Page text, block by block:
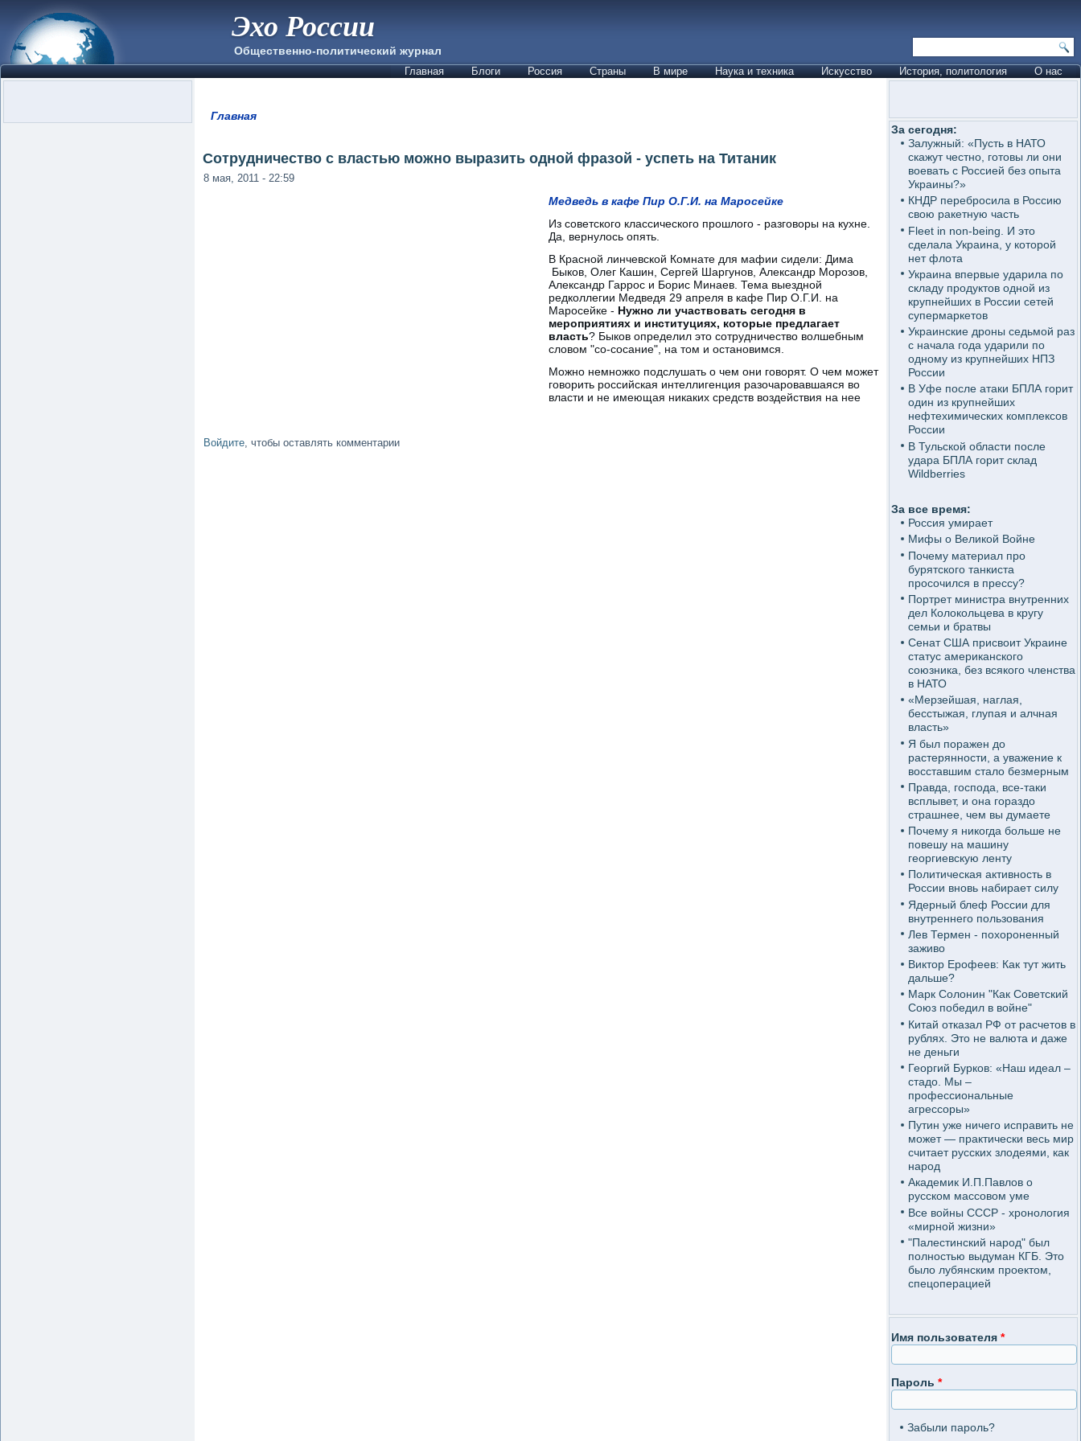
Эхо России
Общественно-политический журнал
Главная Блоги Россия Страны В мире Наука и техника Искусство История, политология О нас
Главная
Сотрудничество с властью можно выразить одной фразой - успеть на Титаник
8 мая, 2011 - 22:59
Медведь в кафе Пир О.Г.И. на Маросейке
Из советского классического прошлого - разговоры на кухне.
Да, вернулось опять.
В Красной линчевской Комнате для мафии сидели: Дима
Быков, Олег Кашин, Сергей Шаргунов, Александр Морозов,
Александр Гаррос и Борис Минаев. Тема выездной
редколлегии Медведя 29 апреля в кафе Пир О.Г.И. на
Маросейке - Нужно ли участвовать сегодня в
мероприятиях и институциях, которые предлагает
власть? Быков определил это сотрудничество волшебным
словом "со-сосание", на том и остановимся.
Можно немножко подслушать о чем они говорят. О чем может
говорить российская интеллигенция разочаровавшаяся во
власти и не имеющая никаких средств воздействия на нее
Войдите , чтобы оставлять комментарии
За сегодня:
Залужный: «Пусть в НАТО
скажут честно, готовы ли они
воевать с Россией без опыта
Украины?»
КНДР перебросила в Россию
свою ракетную часть
Fleet in non-being. И это
сделала Украина, у которой
нет флота
Украина впервые ударила по
складу продуктов одной из
крупнейших в России сетей
супермаркетов
Украинские дроны седьмой раз
с начала года ударили по
одному из крупнейших НПЗ
России
В Уфе после атаки БПЛА горит
один из крупнейших
нефтехимических комплексов
России
В Тульской области после
удара БПЛА горит склад
Wildberries
За все время:
Россия умирает
Мифы о Великой Войне
Почему материал про
бурятского танкиста
просочился в прессу?
Портрет министра внутренних
дел Колокольцева в кругу
семьи и братвы
Сенат США присвоит Украине
статус американского
союзника, без всякого членства
в НАТО
«Мерзейшая, наглая,
бесстыжая, глупая и алчная
власть»
Я был поражен до
растерянности, а уважение к
восставшим стало безмерным
Правда, господа, все-таки
всплывет, и она гораздо
страшнее, чем вы думаете
Почему я никогда больше не
повешу на машину
георгиевскую ленту
Политическая активность в
России вновь набирает силу
Ядерный блеф России для
внутреннего пользования
Лев Термен - похороненный
заживо
Виктор Ерофеев: Как тут жить
дальше?
Марк Солонин "Как Советский
Союз победил в войне"
Китай отказал РФ от расчетов в
рублях. Это не валюта и даже
не деньги
Георгий Бурков: «Наш идеал –
стадо. Мы –
профессиональные
агрессоры»
Путин уже ничего исправить не
может — практически весь мир
считает русских злодеями, как
народ
Академик И.П.Павлов о
русском массовом уме
Все войны СССР - хронология
«мирной жизни»
"Палестинский народ" был
полностью выдуман КГБ. Это
было лубянским проектом,
спецоперацией
Имя пользователя *
Пароль *
Забыли пароль?